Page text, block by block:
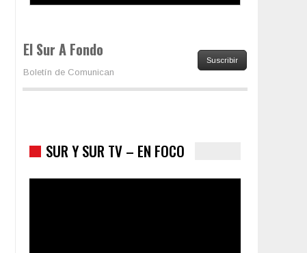
Los latinos le van dando la espalda a Trump